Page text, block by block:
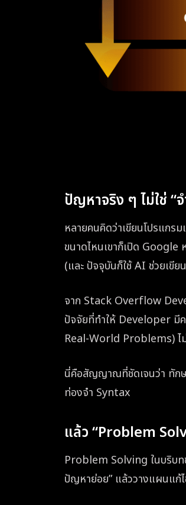
ปัญหาจริง ๆ ไม่ใช่ “
หลายคนคิดว่าเขียนโปรแกร
ขนาดไหนเขาก็เปิด
(และ ปัจจุบันก็ใช้ AI ช่วยเขี
จาก Stack Overflow
ปัจจัยที่ทำให้ Developer มี
Real-World Problems) ไม่
นี่คือสัญญาณที่ชัดเจนว่า ทักษ
ท่องจำ Syntax
แล้ว “Problem
Problem Solving ในบริบท
ปัญหาย่อย” แล้ววางแผนแก้